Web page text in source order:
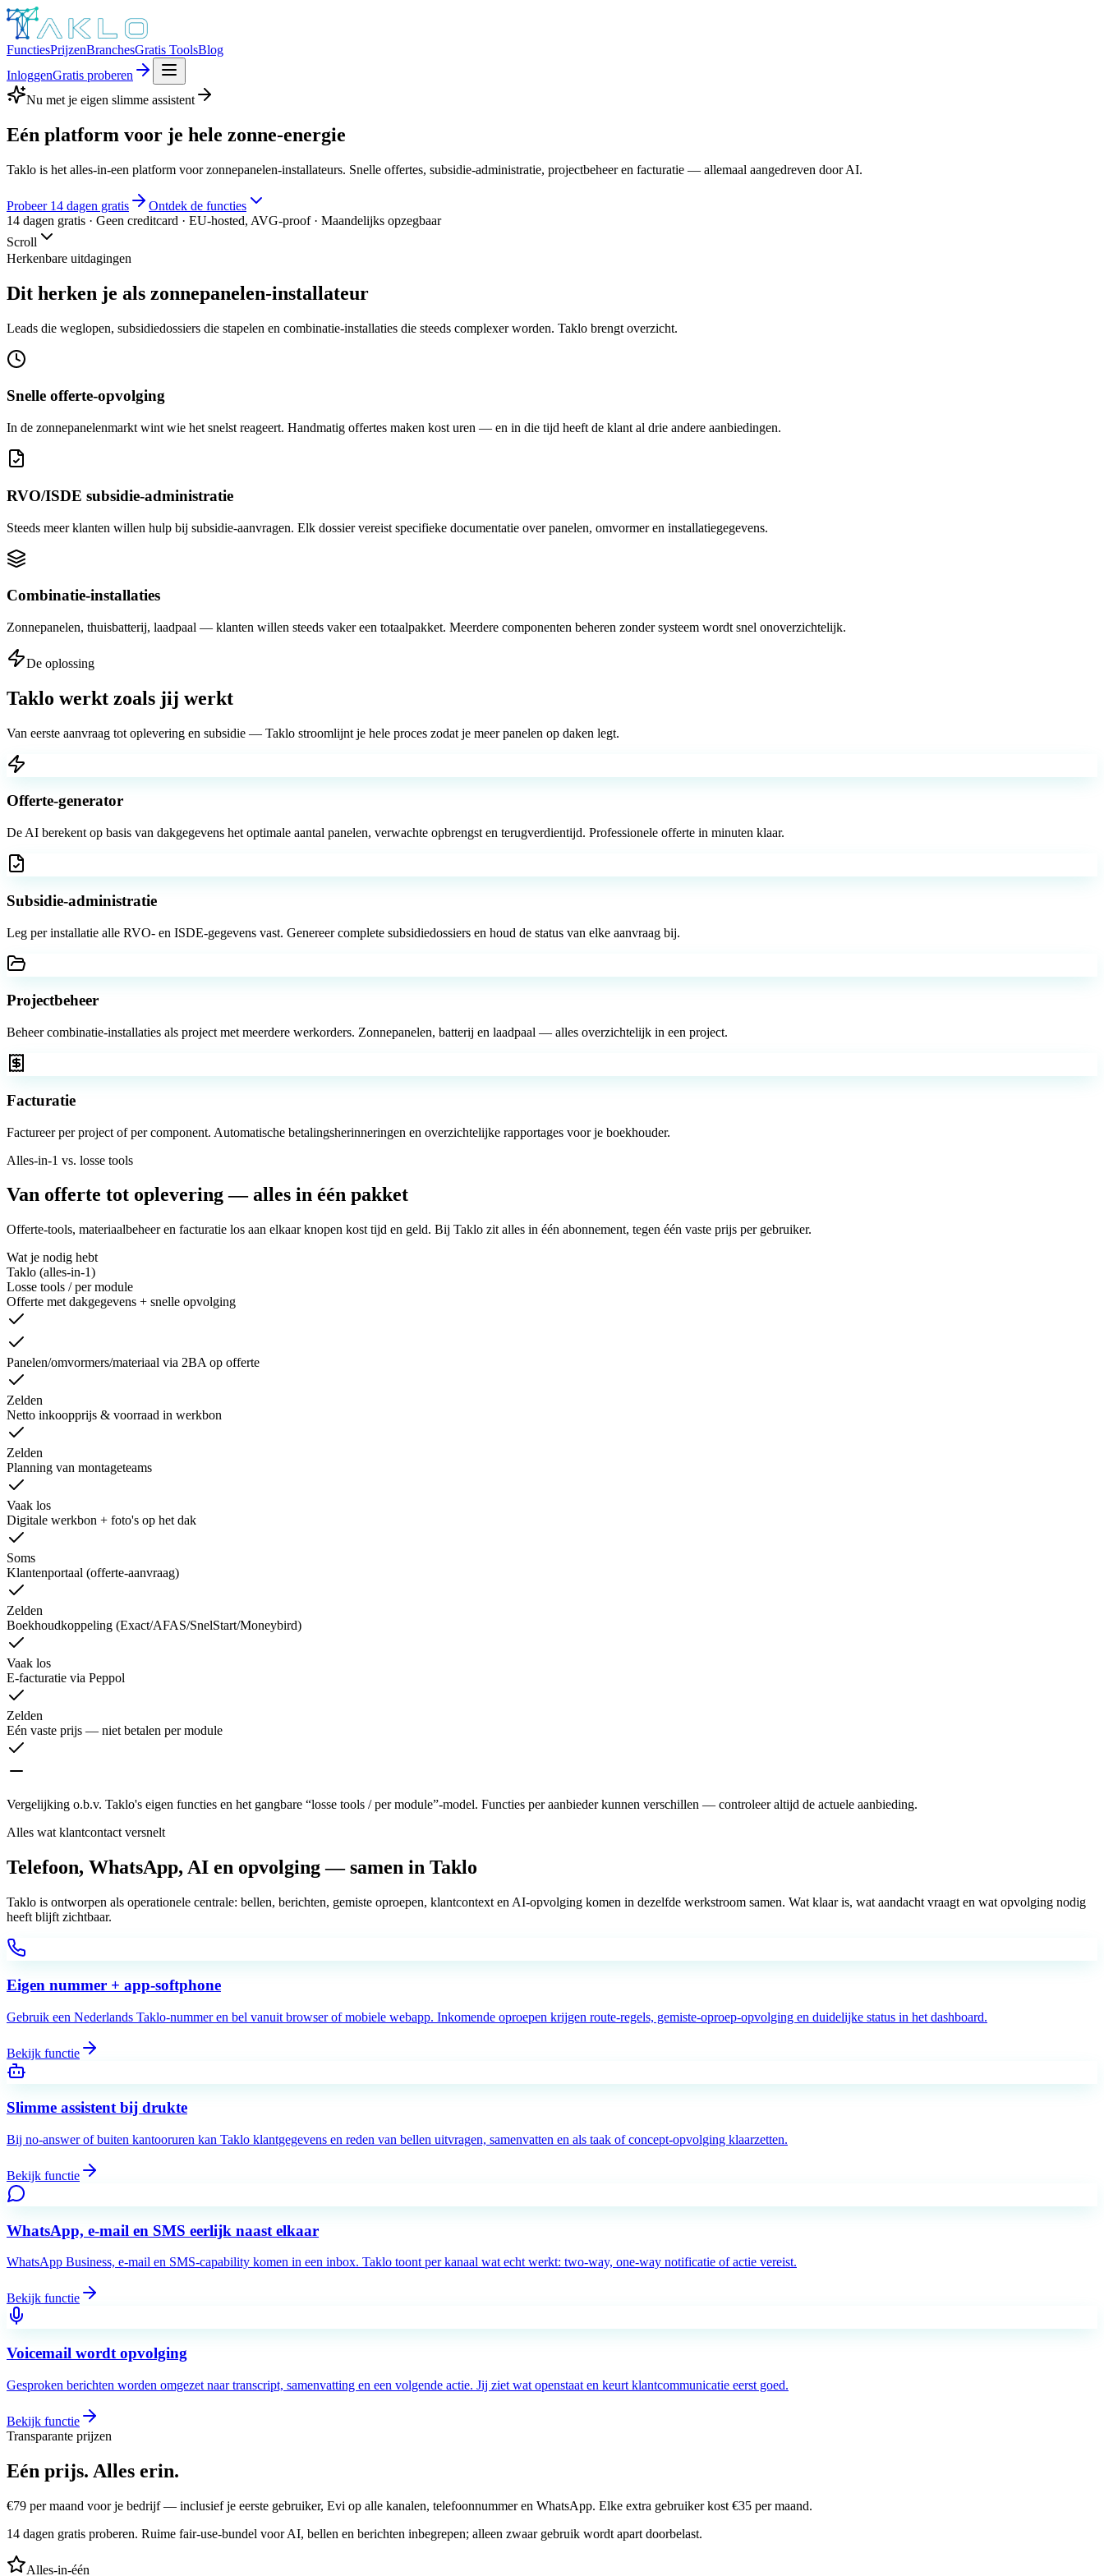
FunctiesPrijzenBranchesGratis ToolsBlog
InloggenGratis proberen
Nu met je eigen slimme assistent
Eén platform voor je hele zonne-energie
Taklo is het alles-in-een platform voor zonnepanelen-installateurs. Snelle offertes, subsidie-administratie, projectbeheer en facturatie — allemaal aangedreven door AI.
Probeer 14 dagen gratis
Ontdek de functies
14 dagen gratis · Geen creditcard · EU-hosted, AVG-proof · Maandelijks opzegbaar
Scroll
Herkenbare uitdagingen
Dit herken je als zonnepanelen-installateur
Leads die weglopen, subsidiedossiers die stapelen en combinatie-installaties die steeds complexer worden. Taklo brengt overzicht.
Snelle offerte-opvolging
In de zonnepanelenmarkt wint wie het snelst reageert. Handmatig offertes maken kost uren — en in die tijd heeft de klant al drie andere aanbiedingen.
RVO/ISDE subsidie-administratie
Steeds meer klanten willen hulp bij subsidie-aanvragen. Elk dossier vereist specifieke documentatie over panelen, omvormer en installatiegegevens.
Combinatie-installaties
Zonnepanelen, thuisbatterij, laadpaal — klanten willen steeds vaker een totaalpakket. Meerdere componenten beheren zonder systeem wordt snel onoverzichtelijk.
De oplossing
Taklo werkt zoals jij werkt
Van eerste aanvraag tot oplevering en subsidie — Taklo stroomlijnt je hele proces zodat je meer panelen op daken legt.
Offerte-generator
De AI berekent op basis van dakgegevens het optimale aantal panelen, verwachte opbrengst en terugverdientijd. Professionele offerte in minuten klaar.
Subsidie-administratie
Leg per installatie alle RVO- en ISDE-gegevens vast. Genereer complete subsidiedossiers en houd de status van elke aanvraag bij.
Projectbeheer
Beheer combinatie-installaties als project met meerdere werkorders. Zonnepanelen, batterij en laadpaal — alles overzichtelijk in een project.
Facturatie
Factureer per project of per component. Automatische betalingsherinneringen en overzichtelijke rapportages voor je boekhouder.
Alles-in-1 vs. losse tools
Van offerte tot oplevering — alles in één pakket
Offerte-tools, materiaalbeheer en facturatie los aan elkaar knopen kost tijd en geld. Bij Taklo zit alles in één abonnement, tegen één vaste prijs per gebruiker.
Wat je nodig hebt
Taklo (alles-in-1)
Losse tools / per module
Offerte met dakgegevens + snelle opvolging
Panelen/omvormers/materiaal via 2BA op offerte
Zelden
Netto inkoopprijs & voorraad in werkbon
Zelden
Planning van montageteams
Vaak los
Digitale werkbon + foto's op het dak
Soms
Klantenportaal (offerte-aanvraag)
Zelden
Boekhoudkoppeling (Exact/AFAS/SnelStart/Moneybird)
Vaak los
E-facturatie via Peppol
Zelden
Eén vaste prijs — niet betalen per module
Vergelijking o.b.v. Taklo's eigen functies en het gangbare “losse tools / per module”-model. Functies per aanbieder kunnen verschillen — controleer altijd de actuele aanbieding.
Alles wat klantcontact versnelt
Telefoon, WhatsApp, AI en opvolging — samen in Taklo
Taklo is ontworpen als operationele centrale: bellen, berichten, gemiste oproepen, klantcontext en AI-opvolging komen in dezelfde werkstroom samen. Wat klaar is, wat aandacht vraagt en wat opvolging nodig
heeft blijft zichtbaar.
Eigen nummer + app-softphone
Gebruik een Nederlands Taklo-nummer en bel vanuit browser of mobiele webapp. Inkomende oproepen krijgen route-regels, gemiste-oproep-opvolging en duidelijke status in het dashboard.
Bekijk functie
Slimme assistent bij drukte
Bij no-answer of buiten kantooruren kan Taklo klantgegevens en reden van bellen uitvragen, samenvatten en als taak of concept-opvolging klaarzetten.
Bekijk functie
WhatsApp, e-mail en SMS eerlijk naast elkaar
WhatsApp Business, e-mail en SMS-capability komen in een inbox. Taklo toont per kanaal wat echt werkt: two-way, one-way notificatie of actie vereist.
Bekijk functie
Voicemail wordt opvolging
Gesproken berichten worden omgezet naar transcript, samenvatting en een volgende actie. Jij ziet wat openstaat en keurt klantcommunicatie eerst goed.
Bekijk functie
Transparante prijzen
Eén prijs. Alles erin.
€79 per maand voor je bedrijf — inclusief je eerste gebruiker, Evi op alle kanalen, telefoonnummer en WhatsApp. Elke extra gebruiker kost €35 per maand.
14 dagen gratis proberen. Ruime fair-use-bundel voor AI, bellen en berichten inbegrepen; alleen zwaar gebruik wordt apart doorbelast.
Alles-in-één